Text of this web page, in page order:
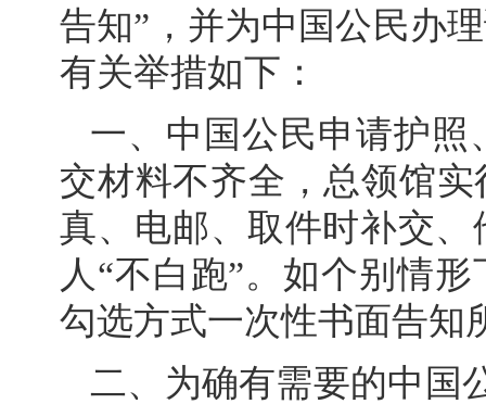
告知”，并为中国公民办
有关举措如下：
一、中国公民申请护照
交材料不齐全，总领馆
真、电邮、取件时补交
人“不白跑”。如个别情
勾选方式一次性书面告知
二、为确有需要的中国